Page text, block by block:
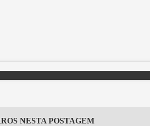
NESTA POSTAGEM